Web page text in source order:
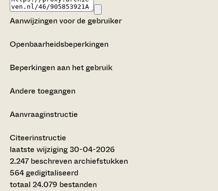
Aanwijzingen voor de gebruiker
Openbaarheidsbeperkingen
Beperkingen aan het gebruik
Andere toegangen
Aanvraaginstructie
Citeerinstructie
laatste wijziging 30-04-2026
2.247 beschreven archiefstukken
564 gedigitaliseerd
totaal 24.079 bestanden